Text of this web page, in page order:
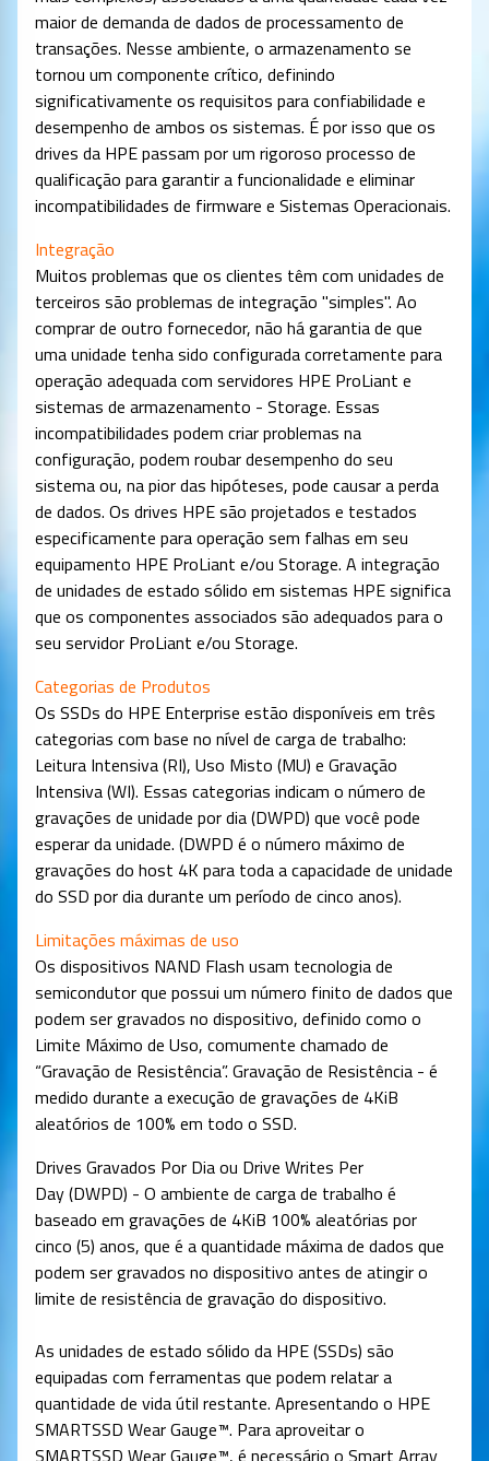
maior de demanda de dados de processamento de
transações. Nesse ambiente, o armazenamento se
tornou um componente crítico, definindo
significativamente os requisitos para confiabilidade e
desempenho de ambos os sistemas. É por isso que os
drives da HPE passam por um rigoroso processo de
qualificação para garantir a funcionalidade e eliminar
incompatibilidades de firmware e Sistemas Operacionais.
Integração
Muitos problemas que os clientes têm com unidades de
terceiros são problemas de integração "simples". Ao
comprar de outro fornecedor, não há garantia de que
uma unidade tenha sido configurada corretamente para
operação adequada com servidores HPE ProLiant e
sistemas de armazenamento - Storage. Essas
incompatibilidades podem criar problemas na
configuração, podem roubar desempenho do seu
sistema ou, na pior das hipóteses, pode causar a perda
de dados. Os drives HPE são projetados e testados
especificamente para operação sem falhas em seu
equipamento HPE ProLiant e/ou Storage. A integração
de unidades de estado sólido em sistemas HPE significa
que os componentes associados são adequados para o
seu servidor ProLiant e/ou Storage.
Categorias de Produtos
Os SSDs do HPE Enterprise estão disponíveis em três
categorias com base no nível de carga de trabalho:
Leitura Intensiva (RI), Uso Misto (MU) e Gravação
Intensiva (WI). Essas categorias indicam o número de
gravações de unidade por dia (DWPD) que você pode
esperar da unidade. (DWPD é o número máximo de
gravações do host 4K para toda a capacidade de unidade
do SSD por dia durante um período de cinco anos).
Limitações máximas de uso
Os dispositivos NAND Flash usam tecnologia de
semicondutor que possui um número finito de dados que
podem ser gravados no dispositivo, definido como o
Limite Máximo de Uso, comumente chamado de
“Gravação de Resistência”. Gravação de Resistência - é
medido durante a execução de gravações de 4KiB
aleatórios de 100% em todo o SSD.
Drives Gravados Por Dia ou Drive Writes Per
Day (DWPD) - O ambiente de carga de trabalho é
baseado em gravações de 4KiB 100% aleatórias por
cinco (5) anos, que é a quantidade máxima de dados que
podem ser gravados no dispositivo antes de atingir o
limite de resistência de gravação do dispositivo.
As unidades de estado sólido da HPE (SSDs) são
equipadas com ferramentas que podem relatar a
quantidade de vida útil restante. Apresentando o HPE
SMARTSSD Wear Gauge™. Para aproveitar o